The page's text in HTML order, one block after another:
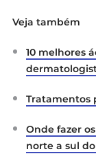
Veja também
10 melhores
Tratamentos
Onde fazer
norte a sul